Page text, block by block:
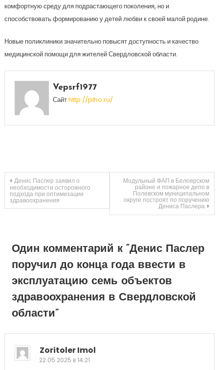
комфортную среду для подрастающего поколения, но и
способствовать формированию у детей любви к своей малой родине.
Новые поликлиники значительно повысят доступность и качество
медицинской помощи для жителей Свердловской области.
Vepsrf1977
Сайтhttp://plho.ru/
Навигация
по
Денис Паслер заявил о
необходимости осторожного
подхода при оптимизации
здравоохранения
Модульный ФАП в Белоярском
районе и пожарное депо в
Полевском муниципальном
округе построят по поручению
Дениса Паслера
Один комментарий к “Денис Паслер
поручил до конца года ввести в
эксплуатацию семь объектов
здравоохранения в Свердловской
области”
Zoritoler Imol
22.05.2025 в 14:21